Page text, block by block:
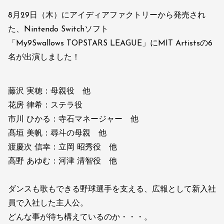
8月29日（木）にアイディアファクトリーから発売され
た、Nintendo Switchソフト
「My9Swallows TOPSTARS LEAGUE」にMIT Artistsの6
名が出演しました！
藤沢 実穂：母親役 他
花房 律希：ステラ役
市川 ひかる：寺石マネージャー 他
髙垣 美帆：尋斗の母親 他
渡慶次 信幸：立岡 昭秀役 他
高野 あゆむ：河津 清智役 他
ダンスも歌もできる野球選手を支える、広報として新入社
員で入社した主人公。
どんな事が待ち構えているのか・・・。